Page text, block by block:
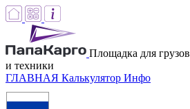
Площадка для грузов
и техники
ГЛАВНАЯ Калькулятор Инфо